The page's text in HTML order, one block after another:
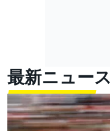
最新ニュース